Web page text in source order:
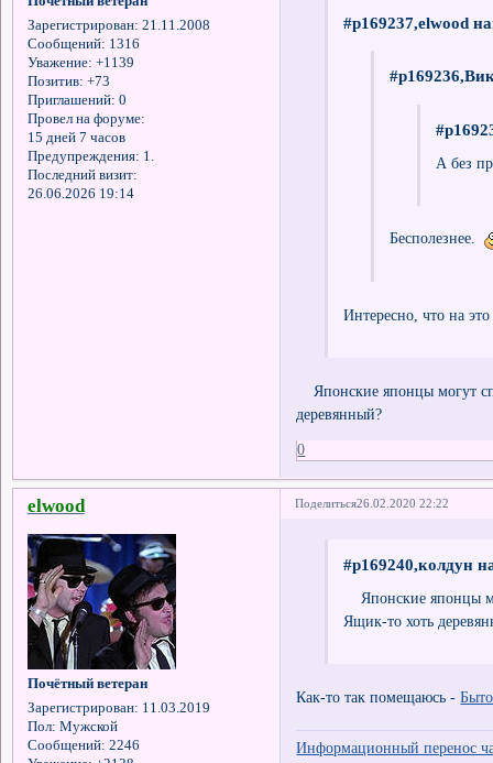
Зарегистрирован: 21.11.2008
Сообщений: 1316
Уважение: +1139
Позитив: +73
Приглашений: 0
Провел на форуме:
15 дней 7 часов
Предупреждения: 1.
Последний визит:
26.06.2026 19:14
#p169237,elwood
А без
Бесполезнее.
Интересно, что на
Японские японцы могут
деревянный?
0
Поделиться26.02.2020 22:22
elwood
Почётный ветеран
Зарегистрирован: 11.03.2019
Пол: Мужской
Сообщений: 2246
#p169240,колдун
Японские японцы
Ящик-то хоть
Как-то так помещаюсь -
Информационный перенос